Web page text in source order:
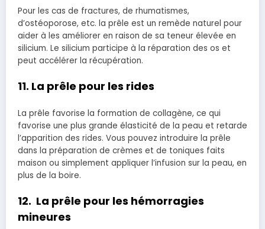
Pour les cas de fractures, de rhumatismes,
d’ostéoporose, etc. la prêle est un remède naturel pour
aider à les améliorer en raison de sa teneur élevée en
silicium. Le silicium participe à la réparation des os et
peut accélérer la récupération.
11. La prêle pour les rides
La prêle favorise la formation de collagène, ce qui
favorise une plus grande élasticité de la peau et retarde
l’apparition des rides. Vous pouvez introduire la prêle
dans la préparation de crèmes et de toniques faits
maison ou simplement appliquer l’infusion sur la peau, en
plus de la boire.
12. La prêle pour les hémorragies
mineures